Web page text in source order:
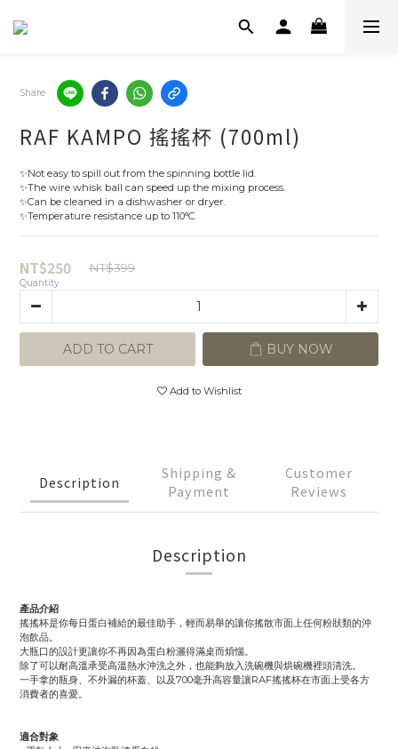
Share
RAF KAMPO 搖搖杯 (700ml)
✨Not easy to spill out from the spinning bottle lid.
✨The wire whisk ball can speed up the mixing process.
✨Can be cleaned in a dishwasher or dryer.
✨Temperature resistance up to 110°C.
NT$250 NT$399
Quantity
ADD TO CART BUY NOW
Add to Wishlist
Description
Shipping &
Payment
Customer
Reviews
Description
產品介紹
搖搖杯是你每日蛋白補給的最佳助手，輕而易舉的讓你搖散市面上任何粉狀類的沖
泡飲品。
大瓶口的設計更讓你不再因為蛋白粉灑得滿桌而煩惱。
除了可以耐高溫承受高溫熱水沖洗之外，也能夠放入洗碗機與烘碗機裡頭清洗。
一手拿的瓶身、不外漏的杯蓋、以及700毫升高容量讓RAF搖搖杯在市面上受各方
消費者的喜愛。
適合對象